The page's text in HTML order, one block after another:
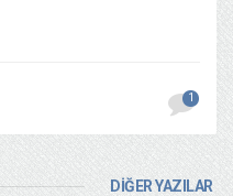
1
DİĞER YAZILAR